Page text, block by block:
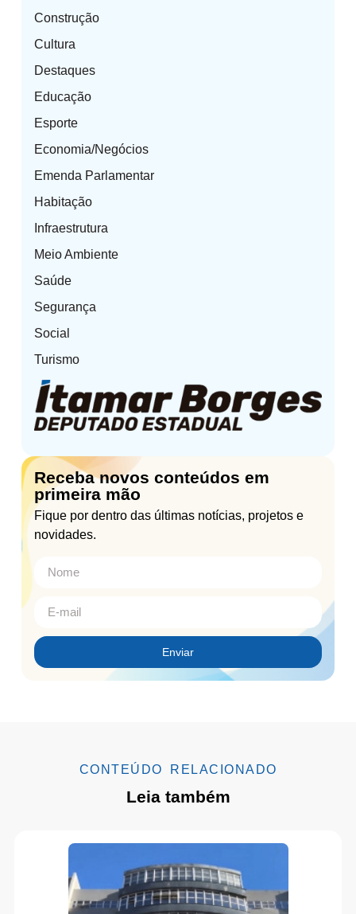
Construção
Cultura
Destaques
Educação
Esporte
Economia/Negócios
Emenda Parlamentar
Habitação
Infraestrutura
Meio Ambiente
Saúde
Segurança
Social
Turismo
Receba novos conteúdos em
primeira mão
Fique por dentro das últimas notícias, projetos e
novidades.
Enviar
CONTEÚDO RELACIONADO
Leia também